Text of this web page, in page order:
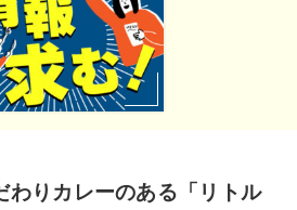
わりカレーのある「リトル